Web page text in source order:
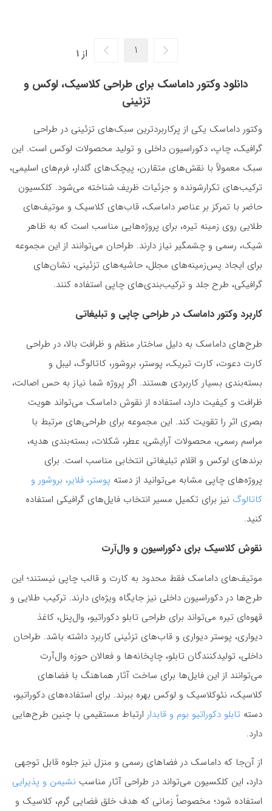
از 1
دانلود وکتور داماسک برای طراحی کلاسیک، لوکس و
تزئینی
وکتور داماسک یکی از پرکاربردترین سبک‌های تزئینی در طراحی
گرافیک، چاپ، دکوراسیون داخلی و تولید محصولات لوکس است. این
سبک معمولاً با نقش‌های متقارن، پیچک‌های گلدار، فرم‌های اسلیمی،
ترکیب‌های تکرارشونده و جزئیات ظریف شناخته می‌شود. کلکسیون
حاضر با تمرکز بر عناصر داماسک، قاب‌های کلاسیک و موتیف‌های
طلایی روی زمینه تیره، برای پروژه‌هایی مناسب است که به ظاهر
شیک، رسمی و چشمگیر نیاز دارند. طراحان می‌توانند از این مجموعه
برای ایجاد پس‌زمینه‌های مجلل، حاشیه‌های تزئینی، نشان‌های
گرافیکی، طرح جلد و ترکیب‌بندی‌های چاپی استفاده کنند.
کاربرد وکتور داماسک در طراحی چاپی و تبلیغاتی
طرح‌های داماسک به دلیل ساختار منظم و ظرافت بالا، در طراحی
کارت دعوت، کارت تبریک، پوستر، بروشور، کاتالوگ، لیبل و
بسته‌بندی بسیار کاربردی هستند. اگر پروژه شما نیاز به حس اصالت،
ظرافت و کیفیت دارد، استفاده از نقوش داماسک می‌تواند هویت
بصری اثر را تقویت کند. این مجموعه برای طراحی‌های مرتبط با
مراسم رسمی، محصولات آرایشی، عطر، شکلات، بسته‌بندی هدیه،
برندهای لوکس و اقلام تبلیغاتی انتخابی مناسب است. برای
پروژه‌های چاپی مشابه می‌توانید از دسته پوستر، فلایر، بروشور و
کاتالوگ نیز برای تکمیل مسیر انتخاب فایل‌های گرافیکی استفاده
کنید.
نقوش کلاسیک برای دکوراسیون و وال‌آرت
موتیف‌های داماسک فقط محدود به کارت و قالب چاپی نیستند؛ این
طرح‌ها در دکوراسیون داخلی نیز جایگاه ویژه‌ای دارند. ترکیب طلایی و
قهوه‌ای تیره می‌تواند برای طراحی تابلو دکوراتیو، وال‌پنل، کاغذ
دیواری، پوستر دیواری و قاب‌های تزئینی کاربرد داشته باشد. طراحان
داخلی، تولیدکنندگان تابلو، چاپخانه‌ها و فعالان حوزه وال‌آرت
می‌توانند از این فایل‌ها برای ساخت آثار هماهنگ با فضاهای
کلاسیک، نئوکلاسیک و لوکس بهره ببرند. برای استفاده‌های دکوراتیو،
دسته تابلو دکوراتیو بوم و قابدار ارتباط مستقیمی با چنین طرح‌هایی
دارد.
از آن‌جا که داماسک در فضاهای رسمی و منزل نیز جلوه قابل توجهی
دارد، این کلکسیون می‌تواند در طراحی آثار مناسب نشیمن و پذیرایی
استفاده شود؛ مخصوصاً زمانی که هدف خلق فضایی گرم، کلاسیک و